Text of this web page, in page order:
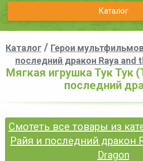
Каталог
Каталог / Герои
последний дракон Raya and
Мягкая игрушка Тук Тук
последний
Смотеть все товары из
Райя и последний дракон
Dragon